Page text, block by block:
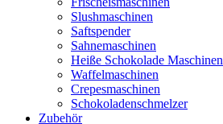
Slushmaschinen
Saftspender
Sahnemaschinen
Heiße Schokolade Maschinen
Waffelmaschinen
Crepesmaschinen
Schokoladenschmelzer
Zubehör